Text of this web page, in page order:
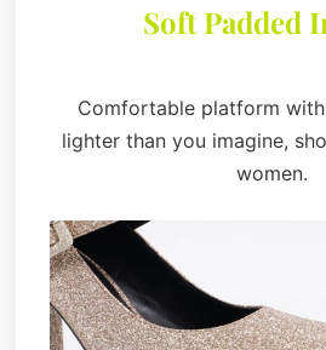
Soft Padded
Comfortable platform
lighter than you imagine,
women.